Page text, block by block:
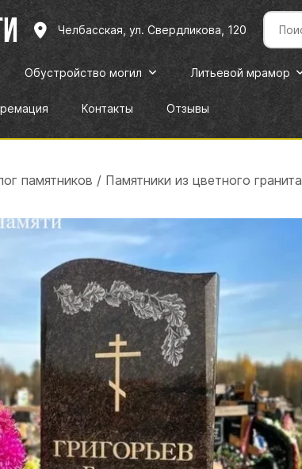
Челбасская, ул. Свердликова, 120
Обустройство могил Литьевой мрамор
Контакты Отзывы
памятников / Памятники из цветного гранита